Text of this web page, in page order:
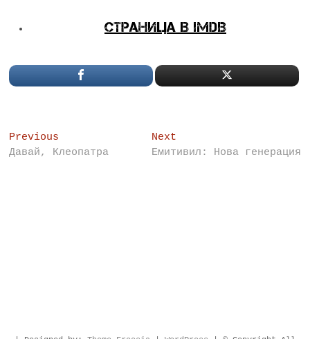
Страница в IMDB
Post
navigation
Previous
post:
Давай, Клеопатра
NextNext
post:
Емитивил: Нова генерация